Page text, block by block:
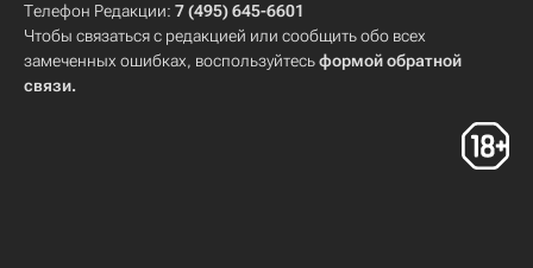
Телефон Редакции: 7 (495) 645-6601
Чтобы связаться с редакцией или сообщить обо всех
замеченных ошибках, воспользуйтесьформой обратной
связи.